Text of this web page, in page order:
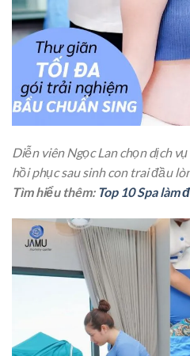
Diễn viên Ngọc Lan chọn dịch
hồi phục sau sinh con trai đầu
Tìm hiểu thêm: Top 10 Spa làm